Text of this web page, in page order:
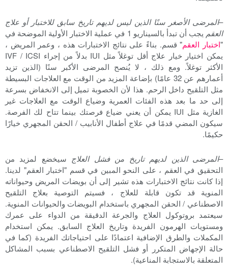
–المرضى الأصغر سنًا الذين ليس لديهم تاريخ سابق للاختبار أو علاج
العقم
يجب أن تبدأ بالسيناريو 1 في عملية الاختبار الأولية الموضحة في
"اختبار العقم" قسم. بناءً على نتائج الاختبارات هذه ، وعمر المريض ،
يمكن اختيار خيار علاج أقل توغلاً مثل IUI بدلاً من إجراء IVF / ICSI
الأكثر توغلاً. ومع ذلك ، لا يُنصح المرضى الأكبر سنًا (الذين تزيد
أعمارهم عن 32 عامًا) بإضاعة المزيد من الوقت مع العلاجات البسيطة
مثل التلقيح داخل الرحم. هذا لأن الخصوبة تميل إلى الانخفاض بسرعة
إلى حد ما بعد هذه الفئات العمرية وضياع الوقت مع العلاجات غير
الغازية مثل IUI يمكن أن يعني ضياع فرصتك بينما تتاح لك الفرصة.
سيكون المضي قدمًا في علاج أطفال الأنابيب / الحقن المجهري خيارًا
حكيمًا.
–المرضى الذين لديهم تاريخ من فشل العلاج سيخضع لمزيد من
التحقيق في العقم ، على النحو المبين في قسم "اختبار العقم" لدينا.
إذا كانت نتائج الاختبارات هذه تشير إلى أن بويضات المريض وحيواناته
المنوية قد تكون قابلة للعلاج ، فسيتم التوصية بعلاج التلقيح
الاصطناعي / الحقن المجهري باستخدام البويضات والحيوانات المنوية.
سيعتمد بروتوكول العلاج والجرعة الدقيقة من الدواء على عمرك
ومستويات الهرمون الفريدة وتاريخ العلاج السابق. يمكن استخدام
المكملات والطرق الإضافية اعتمادًا على احتياجاتك الفريدة (كما في
حالة الإجهاض المتكرر أو فشل التلقيح الاصطناعي بسبب المشاكل
المتعلقة بالاستجابة المناعية).